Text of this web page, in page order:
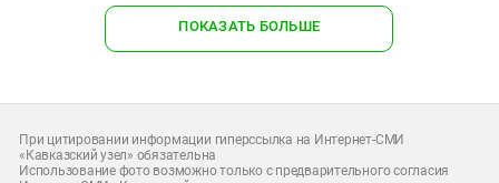
ПОКАЗАТЬ БОЛЬШЕ
При цитировании информации гиперссылка на Интернет-СМИ
«Кавказский узел» обязательна
Использование фото возможно только с предварительного согласия